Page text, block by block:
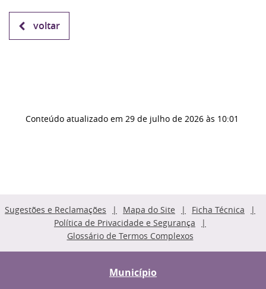
voltar
Conteúdo atualizado em 29 de julho de 2026 às 10:01
Sugestões e Reclamações Mapa do Site
Ficha Técnica
Política de Privacidade e Segurança
Glossário de Termos Complexos
Município